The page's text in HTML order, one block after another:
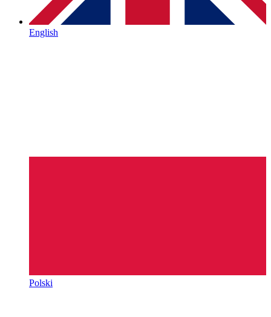
English
Polski